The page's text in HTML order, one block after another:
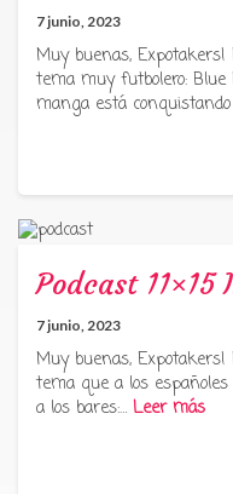
7 junio, 2023
Muy buenas,
tema muy futbolero: Blue
manga está
Podcast 11×15
7 junio, 2023
Muy buenas,
tema que a los
a los bares:… Leer más